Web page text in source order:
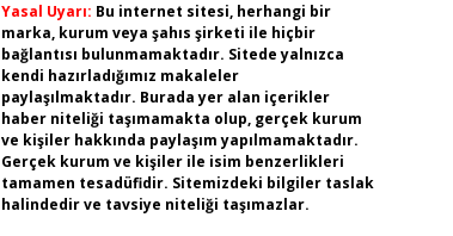
Yasal Uyarı: Bu internet sitesi, herhangi bir
marka, kurum veya şahıs şirketi ile hiçbir
bağlantısı bulunmamaktadır. Sitede yalnızca
kendi hazırladığımız makaleler
paylaşılmaktadır. Burada yer alan içerikler
haber niteliği taşımamakta olup, gerçek kurum
ve kişiler hakkında paylaşım yapılmamaktadır.
Gerçek kurum ve kişiler ile isim benzerlikleri
tamamen tesadüfidir. Sitemizdeki bilgiler taslak
halindedir ve tavsiye niteliği taşımazlar.